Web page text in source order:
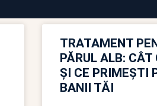
TRATAMENT
PĂRUL ALB: CÂT
ȘI CE PRIMEȘTI
BANII TĂI